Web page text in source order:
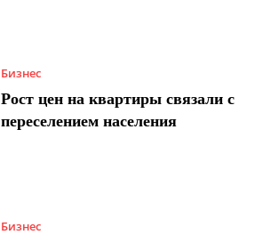
Бизнес
Рост цен на квартиры связали с
переселением населения
Бизнес